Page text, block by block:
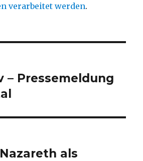
verarbeitet werden.
– Pressemeldung
als